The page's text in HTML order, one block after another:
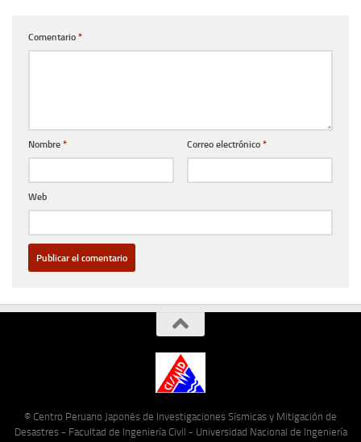
Comentario *
Nombre * Correo electrónico *
Web
© Centro Peruano Japonés de Investigaciones Sísmicas y Mitigación de
Desastres - Facultad de Ingeniería Civil - Universidad Nacional de Ingeniería